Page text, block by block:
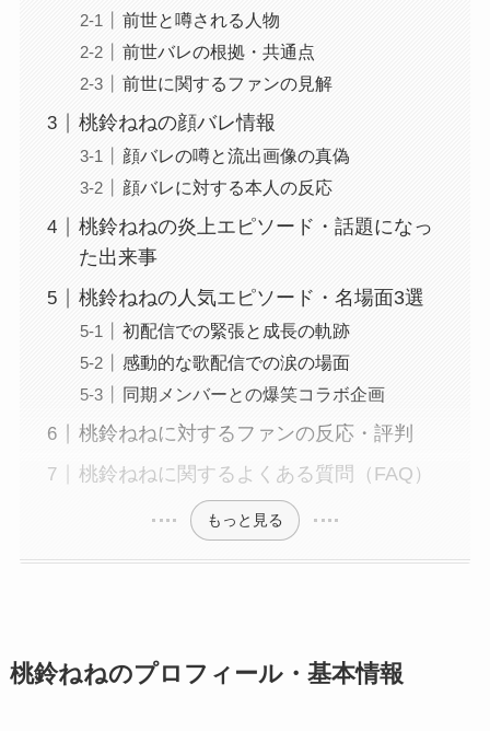
前世と噂される人物
前世バレの根拠・共通点
前世に関するファンの見解
桃鈴ねねの顔バレ情報
顔バレの噂と流出画像の真偽
顔バレに対する本人の反応
桃鈴ねねの炎上エピソード・話題になっ
た出来事
桃鈴ねねの人気エピソード・名場面3選
初配信での緊張と成長の軌跡
感動的な歌配信での涙の場面
同期メンバーとの爆笑コラボ企画
桃鈴ねねに対するファンの反応・評判
桃鈴ねねに関するよくある質問（FAQ）
もっと見る
桃鈴ねねのプロフィール・基本情報